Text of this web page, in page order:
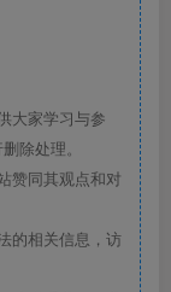
大家学习与参
除处理。
赞同其观点和对
的相关信息，访